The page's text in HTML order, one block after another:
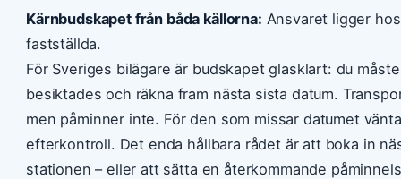
Kärnbudskapet från båda källorna: Ansvaret ligger
fastställda.
För Sveriges bilägare är budskapet glasklart: du
besiktades och räkna fram nästa sista datum.
men påminner inte. För den som missar datumet
efterkontroll. Det enda hållbara rådet är att boka in
stationen – eller att sätta en återkommande